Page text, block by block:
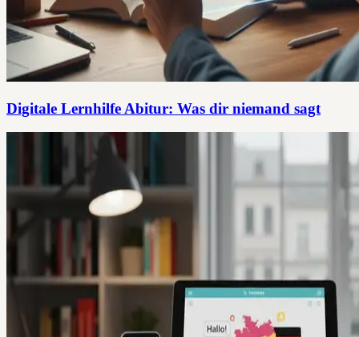
Digitale Lernhilfe Abitur: Was dir niemand sagt